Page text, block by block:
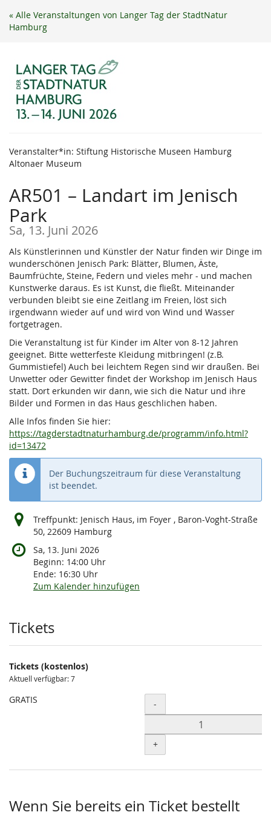
Zum
Haupt-
« Alle Veranstaltungen von Langer Tag der StadtNatur
Hamburg
Veranstalter*in: Stiftung Historische Museen Hamburg
Altonaer Museum
AR501 – Landart im Jenisch
Park
Sa, 13. Juni 2026
Als Künstlerinnen und Künstler der Natur finden wir Dinge im
wunderschönen Jenisch Park: Blätter, Blumen, Äste,
Baumfrüchte, Steine, Federn und vieles mehr - und machen
Kunstwerke daraus. Es ist Kunst, die fließt. Miteinander
verbunden bleibt sie eine Zeitlang im Freien, löst sich
irgendwann wieder auf und wird von Wind und Wasser
fortgetragen.
Die Veranstaltung ist für Kinder im Alter von 8-12 Jahren
geeignet. Bitte wetterfeste Kleidung mitbringen! (z.B.
Gummistiefel) Auch bei leichtem Regen sind wir draußen. Bei
Unwetter oder Gewitter findet der Workshop im Jenisch Haus
statt. Dort erkunden wir dann, wie sich die Natur und ihre
Bilder und Formen in das Haus geschlichen haben.
Alle Infos finden Sie hier:
https://tagderstadtnaturhamburg.de/programm/info.html?
id=13472
Der Buchungszeitraum für diese Veranstaltung
ist beendet.
Treffpunkt: Jenisch Haus, im Foyer , Baron-Voght-Straße
50, 22609 Hamburg
Sa, 13. Juni 2026
Beginn: 14:00 Uhr
Ende: 16:30 Uhr
Zum Kalender hinzufügen
Produkte
Tickets
Tickets (kostenlos)
Aktuell verfügbar: 7
GRATIS Menge
-
+
Wenn Sie bereits ein Ticket bestellt